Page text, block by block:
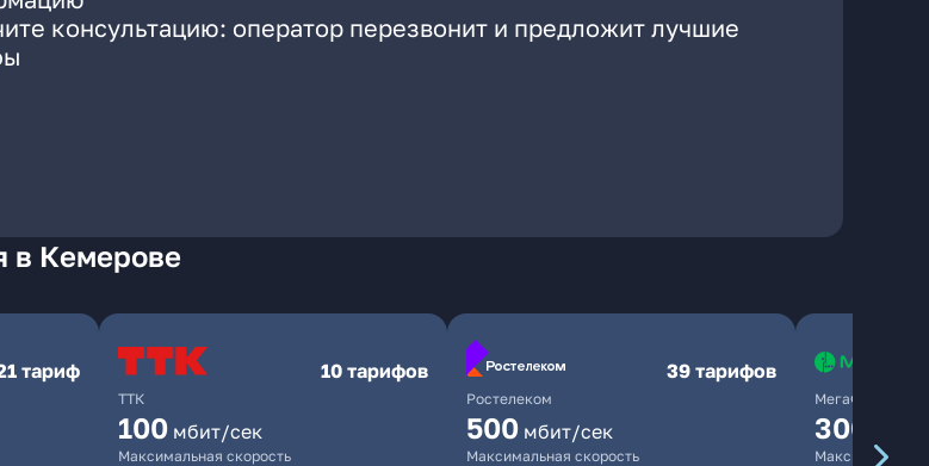
консультацию: оператор перезвонит и предложит лучшие
в Кемерове
тариф
ТТК
10 тарифов
100 мбит/сек
Максимальная скорость
Ростелеком
39 тарифов
500 мбит/сек
Максимальная скорость
МегаФон
300
Максимальная